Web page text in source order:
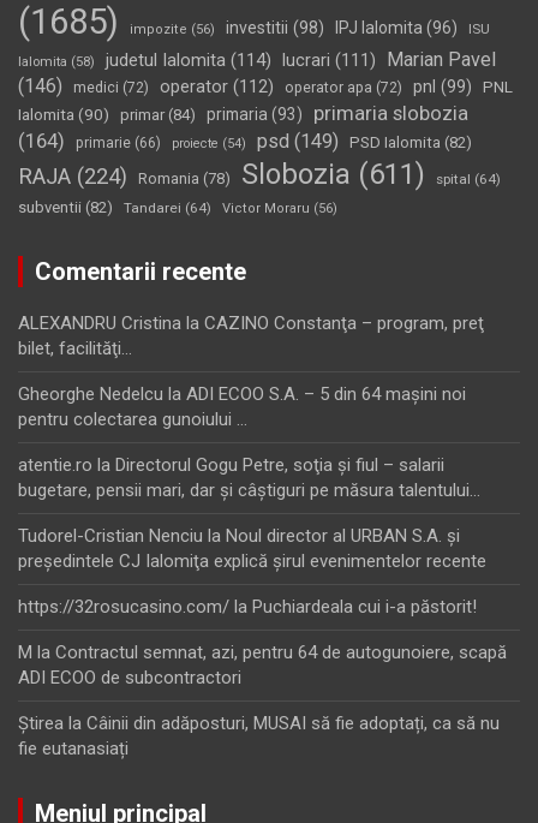
(1685)
impozite (56) investitii (98) IPJ Ialomita (96) ISU
Ialomita (58) judetul Ialomita (114) lucrari (111)
Marian Pavel
(146)
medici (72) operator (112) operator apa (72) pnl (99)
PNL
Ialomita (90) primar(84) primaria (93)
primaria slobozia
(164)
primarie (66) proiecte (54) psd (149) PSD Ialomita (82)
RAJA (224) Romania (78) Slobozia (611) spital (64)
subventii (82) Tandarei (64) Victor Moraru (56)
Comentarii recente
ALEXANDRU Cristina la CAZINO Constanţa – program, preţ
bilet, facilităţi…
Gheorghe Nedelcu la ADI ECOO S.A. – 5 din 64 maşini noi
pentru colectarea gunoiului …
atentie.ro la Directorul Gogu Petre, soţia şi fiul – salarii
bugetare, pensii mari, dar şi câştiguri pe măsura talentului…
Tudorel-Cristian Nenciu la Noul director al URBAN S.A. şi
preşedintele CJ Ialomiţa explică şirul evenimentelor recente
https://32rosucasino.com/ la Puchiardeala cui i-a păstorit!
M la Contractul semnat, azi, pentru 64 de autogunoiere, scapă
ADI ECOO de subcontractori
Ştirea la Câinii din adăposturi, MUSAI să fie adoptați, ca să nu
fie eutanasiați
Meniul principal